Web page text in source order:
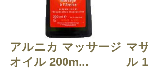
アルニカ マッサージ
オイル 200m...
マ
ル